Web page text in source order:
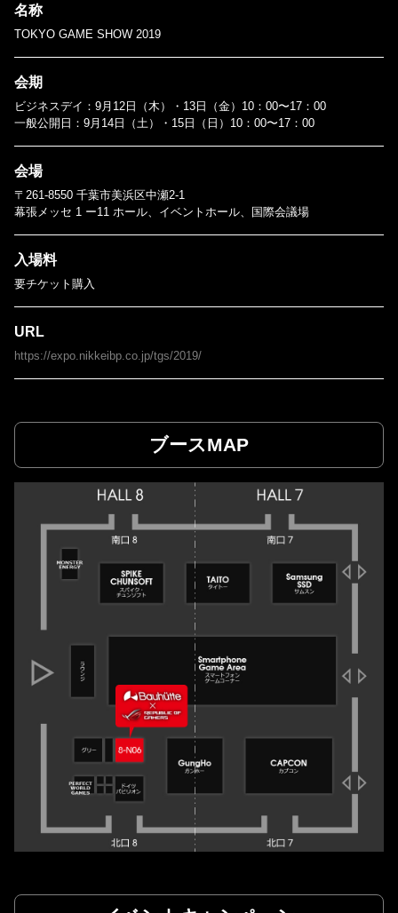
名称
TOKYO GAME SHOW 2019
会期
ビジネスデイ：9月12日（木）・13日（金）10：00〜17：00
一般公開日：9月14日（土）・15日（日）10：00〜17：00
会場
〒261-8550 千葉市美浜区中瀬2-1
幕張メッセ 1 ー11 ホール、イベントホール、国際会議場
入場料
要チケット購入
URL
https://expo.nikkeibp.co.jp/tgs/2019/
ブースMAP